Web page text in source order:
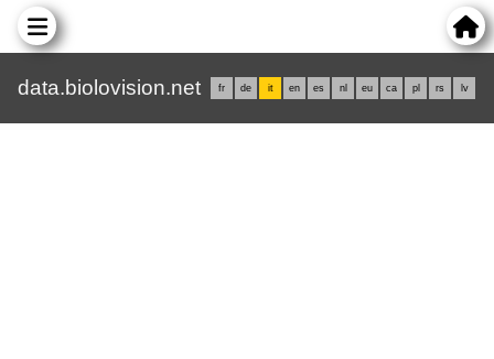
data.biolovision.net fr de it en es nl eu ca pl rs lv